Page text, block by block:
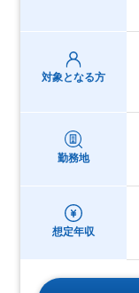
対象となる方
勤務地
想定年収